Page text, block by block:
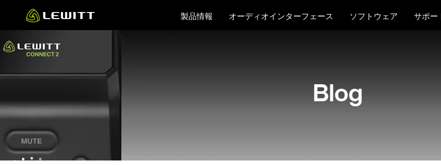
main
content
製品情報 オーディオインターフェース ソフトウェア サポー
Blog